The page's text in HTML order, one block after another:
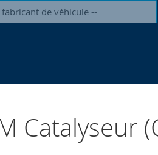
Catalyseur